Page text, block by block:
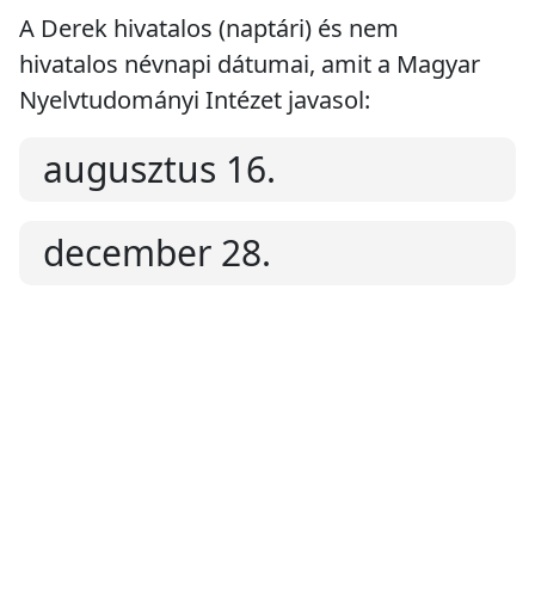
A Derek hivatalos (naptári) és nem
hivatalos névnapi dátumai, amit a Magyar
Nyelvtudományi Intézet javasol:
augusztus 16.
december 28.